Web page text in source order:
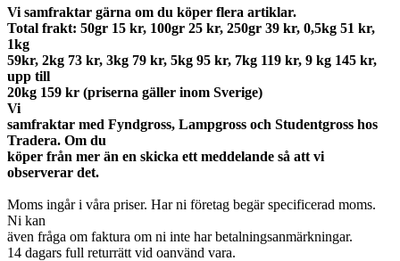
Vi samfraktar gärna om du köper flera artiklar.
Total frakt: 50gr 15 kr, 100gr 25 kr, 250gr 39 kr, 0,5kg 51 kr,
1kg
59kr, 2kg 73 kr, 3kg 79 kr, 5kg 95 kr, 7kg 119 kr, 9 kg 145 kr,
upp till
20kg 159 kr (priserna gäller inom Sverige)
Vi
samfraktar med Fyndgross, Lampgross och Studentgross hos
Tradera. Om du
köper från mer än en skicka ett meddelande så att vi
observerar det.
Moms ingår i våra priser. Har ni företag begär specificerad moms.
Ni kan
även fråga om faktura om ni inte har betalningsanmärkningar.
14 dagars full returrätt vid oanvänd vara.